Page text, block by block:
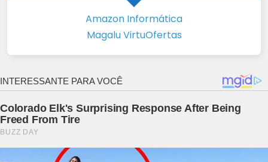
Amazon Informática
Magalu VirtuOfertas